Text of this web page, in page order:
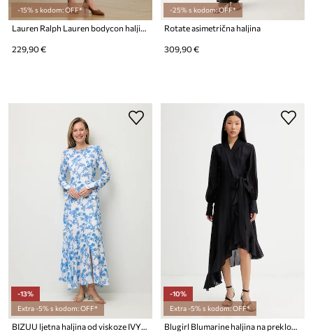
-15% s kodom: OFF*
Lauren Ralph Lauren bodycon haljina s pamukom
229,90 €
-25% s kodom: OFF*
Rotate asimetrična haljina
309,90 €
-13%
Extra -5% s kodom: OFF*
BIZUU ljetna haljina od viskoze IVYNI
-10%
Extra -5% s kodom: OFF*
Blugirl Blumarine haljina na preklop s lyocellom